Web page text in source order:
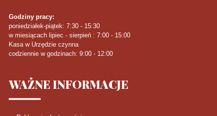
Godziny pracy:
poniedziałek-piątek: 7:30 - 15:30
w miesiącach lipiec - sierpień : 7:00 - 15:00
Kasa w Urzędzie czynna
codziennie w godzinach: 9:00 - 12:00
WAŻNEINFORMACJE